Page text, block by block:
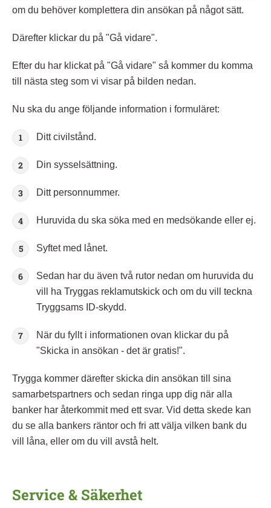
om du behöver komplettera din ansökan på något sätt.
Därefter klickar du på "Gå vidare".
Efter du har klickat på "Gå vidare" så kommer du komma
till nästa steg som vi visar på bilden nedan.
Nu ska du ange följande information i formuläret:
Ditt civilstånd.
Din sysselsättning.
Ditt personnummer.
Huruvida du ska söka med en medsökande eller ej.
Syftet med lånet.
Sedan har du även två rutor nedan om huruvida du
vill ha Tryggas reklamutskick och om du vill teckna
Tryggsams ID-skydd.
När du fyllt i informationen ovan klickar du på
"Skicka in ansökan - det är gratis!".
Trygga kommer därefter skicka din ansökan till sina
samarbetspartners och sedan ringa upp dig när alla
banker har återkommit med ett svar. Vid detta skede kan
du se alla bankers räntor och fri att välja vilken bank du
vill låna, eller om du vill avstå helt.
Service & Säkerhet